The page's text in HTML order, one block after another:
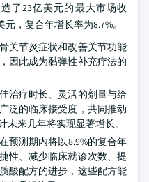
了23亿美元的最大市场收
，复合年增长率为8.7%。
关节炎症状和改善关节功能
因此成为黏弹性补充疗法的
治疗时长、灵活的剂量与给
泛的临床接受度，共同推动
来几年将实现显著增长。
预测期内将以8.9%的复合年
性、减少临床就诊次数、提
酸配方的进步，这些配方能